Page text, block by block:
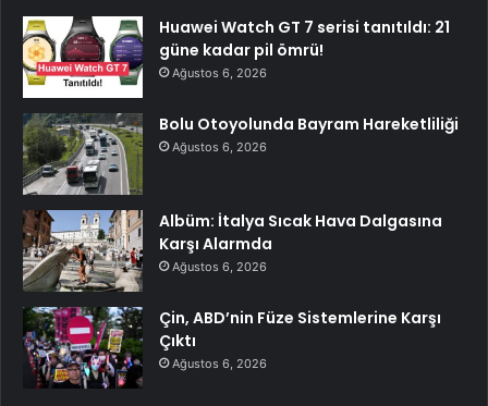
Huawei Watch GT 7 serisi tanıtıldı: 21
güne kadar pil ömrü!
Ağustos 6, 2026
Bolu Otoyolunda Bayram Hareketliliği
Ağustos 6, 2026
Albüm: İtalya Sıcak Hava Dalgasına
Karşı Alarmda
Ağustos 6, 2026
Çin, ABD’nin Füze Sistemlerine Karşı
Çıktı
Ağustos 6, 2026